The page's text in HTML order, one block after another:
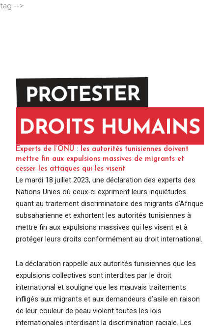
tag -->
Experts de l’ONU : les autorités tunisiennes doivent
mettre fin aux expulsions massives de migrants et
cesser les attaques qui les visent
Le mardi 18 juillet 2023, une déclaration des experts des
Nations Unies où ceux-ci expriment leurs inquiétudes
quant au traitement discriminatoire des migrants d’Afrique
subsaharienne et exhortent les autorités tunisiennes à
mettre fin aux expulsions massives qui les visent et à
protéger leurs droits conformément au droit international.
La déclaration rappelle aux autorités tunisiennes que les
expulsions collectives sont interdites par le droit
international et souligne que les mauvais traitements
infligés aux migrants et aux demandeurs d’asile en raison
de leur couleur de peau violent toutes les lois
internationales interdisant la discrimination raciale. Les